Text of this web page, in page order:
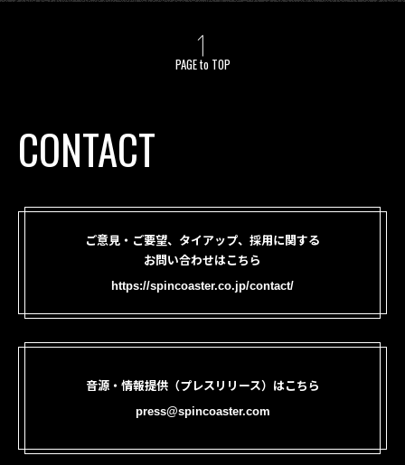
PAGE to TOP
CONTACT
ご意見・ご要望、タイアップ、採用に関する
お問い合わせはこちら
https://spincoaster.co.jp/contact/
音源・情報提供（プレスリリース）はこちら
press@spincoaster.com